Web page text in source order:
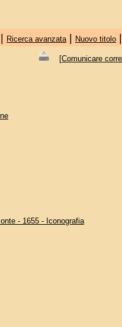
Ricerca avanzata| Nuovo titolo|
[Comunicare
- 1655 - Iconografia